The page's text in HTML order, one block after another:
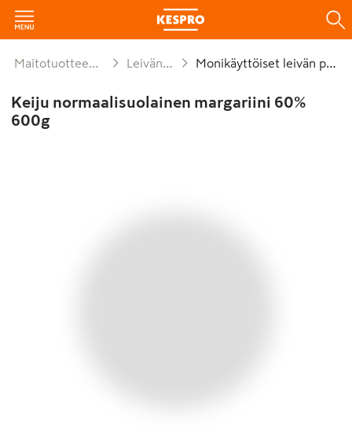
Maitotuotteet ja munat Leivän päälle Monikäyttöiset leivän päälle
Keiju normaalisuolainen margariini 60%
600g